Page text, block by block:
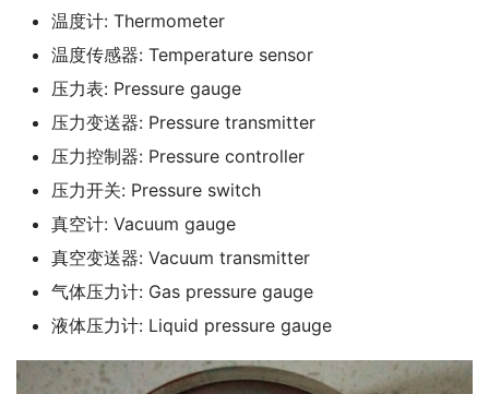
温度计: Thermometer
温度传感器: Temperature sensor
压力表: Pressure gauge
压力变送器: Pressure transmitter
压力控制器: Pressure controller
压力开关: Pressure switch
真空计: Vacuum gauge
真空变送器: Vacuum transmitter
气体压力计: Gas pressure gauge
液体压力计: Liquid pressure gauge